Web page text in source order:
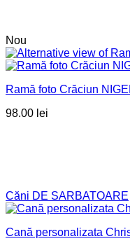
Nou
Ramă foto Crăciun
98.00 lei
Căni DE SARBATOARE
Cană personalizata